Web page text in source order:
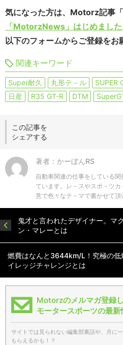
気になった方は、Motorz記事「
「MotorzNews」はじめました
以下のフォームからご登録をお
関連キーワード
Super耐久 丸形テ－ル SUPER
日産
R35 GT-R DTM
この記事を
シェアする
著者：かーぼんRS
自動車関連の仕事をしている
ています。レ－スやスポ－ツ
意で色々なテ－マで書かせて頂
鬼才と言われたデザイナー。マ
ン・マレーとは
燃費はなんと3644km/L！究極の低
イレッジチャレンジとは
Motorzのメルマガ登録
モータースポーツの最新
サイトでは見られない編集部裏話や、月に
もらえるかも！？